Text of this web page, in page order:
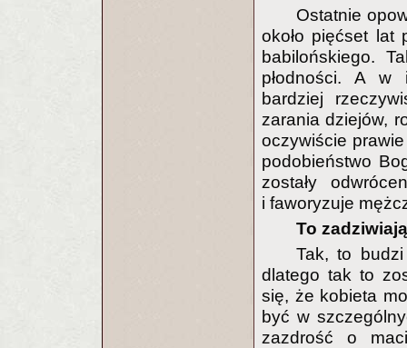
Ostatnie
około pięćset lat
babilońskiego.
płodności. A w
bardziej
zarania dziejów,
oczywiście
podobieństwo
zostały
i faworyzuje
To
Tak, to
dlatego tak to
się, że kobieta
być w
zazdrość o